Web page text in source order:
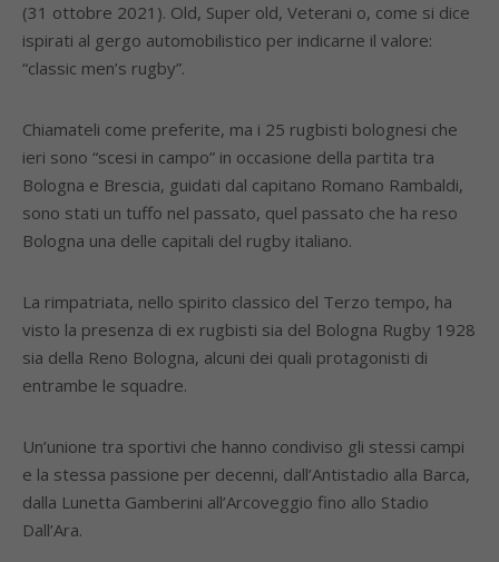
(31 ottobre 2021). Old, Super old, Veterani o, come si dice
ispirati al gergo automobilistico per indicarne il valore:
“classic men’s rugby”.
Chiamateli come preferite, ma i 25 rugbisti bolognesi che
ieri sono “scesi in campo” in occasione della partita tra
Bologna e Brescia, guidati dal capitano Romano Rambaldi,
sono stati un tuffo nel passato, quel passato che ha reso
Bologna una delle capitali del rugby italiano.
La rimpatriata, nello spirito classico del Terzo tempo, ha
visto la presenza di ex rugbisti sia del Bologna Rugby 1928
sia della Reno Bologna, alcuni dei quali protagonisti di
entrambe le squadre.
Un’unione tra sportivi che hanno condiviso gli stessi campi
e la stessa passione per decenni, dall’Antistadio alla Barca,
dalla Lunetta Gamberini all’Arcoveggio fino allo Stadio
Dall’Ara.